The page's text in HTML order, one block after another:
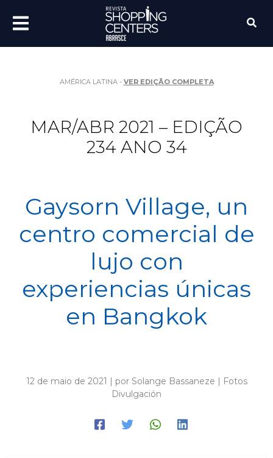
AMÉRICA LATINA - VER EDIÇÃO COMPLETA
MAR/ABR 2021 – EDIÇÃO
234 ANO 34
Gaysorn Village, un
centro comercial de
lujo con
experiencias únicas
en Bangkok
12 de maio de 2021 | por Solange Bassaneze | Fotos
Divulgación